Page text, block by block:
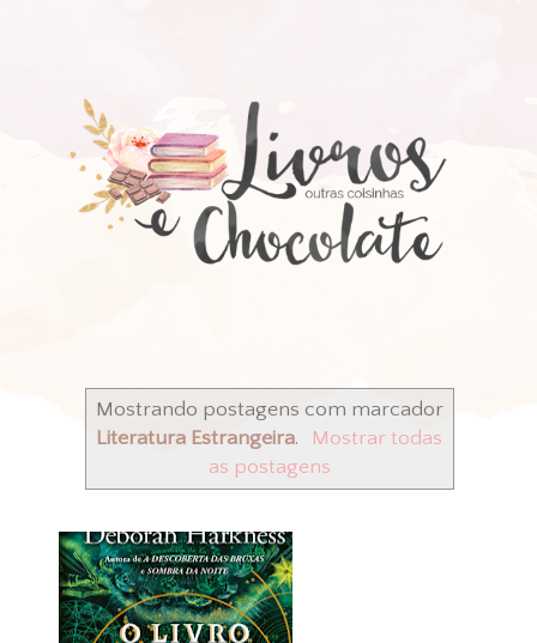
Mostrando postagens com marcador
Literatura Estrangeira.
Mostrar todas
as postagens